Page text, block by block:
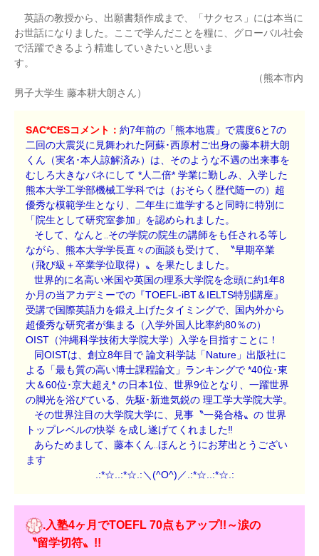
英語の教授から、出願書類作成まで、「サクセス」には本当に
お世話になりました。ここで学んだことを糧に、グローバル社会
で活躍できるよう精進していきたいと思いま
す。
（熊本市内
男子大学生 藤本耕大朗さん）
SAC*CESコメント：約7年前の「熊本地震」で震度6と7の
二回の大震災に見舞われた阿蘇･西原村ご出身の藤本耕大朗
くん（実名･本人諒解済み）は、そのような不遇の出来事を
むしろ大きなバネにして *人二倍* 学業に勤しみ、入学した
熊本大学工学部機械工学科では（おそらく歴代随一の）超
優秀な模範学生となり、二年生に進学すると同時に特別に
「院生として研究室参加」を認められました。
そして、なんと‥その学院の院生の講師をも任される等し
ながら、熊本大学学長直々の面談も受けて、〝早期卒業
（飛び級＋卒業学位取得）〟を果たしました。
世界的に名高い米国や英国の理系大学院を念頭に約1年8
か月の当アカデミーでの『TOEFL-iBT＆IELTS特別講座』
受講で国際英語力を鍛え上げたタイミングで、国内外から
超優秀な研究者が集まる（入学外国人比率約80％の）
OIST（沖縄科学技術大学院大学）入学を目指すことに！
同OISTは、創立8年目で 論文科学誌「Nature」出版社に
よる「最も質の高い博士課程論文」ランキングで *40位･東
大＆60位･京大超え* の日本1位、世界9位となり、一躍世界
の脚光を浴びている、先駆･新進気鋭の 理工学大学院大学。
その世界注目の大学院大学に、見事〝一発合格〟の 世界
トップレベルの快挙 を成し遂げてくれました‼
あらためまして、藤本くん‥ほんとうにお芽出とうござい
ます
.:*☆..:*☆.:＼(^O^)／.:*☆..:*☆.:
.入塾4ヶ月でTOEFL 70点もアップ!!～涙の
〝留学切符〟!!